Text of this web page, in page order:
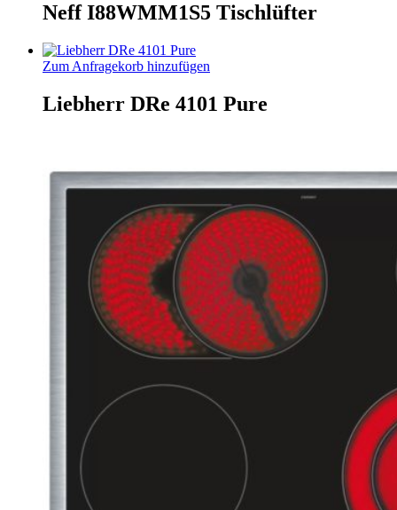
Neff I88WMM1S5 Tischlüfter
Zum Anfragekorb hinzufügen
Liebherr DRe 4101 Pure